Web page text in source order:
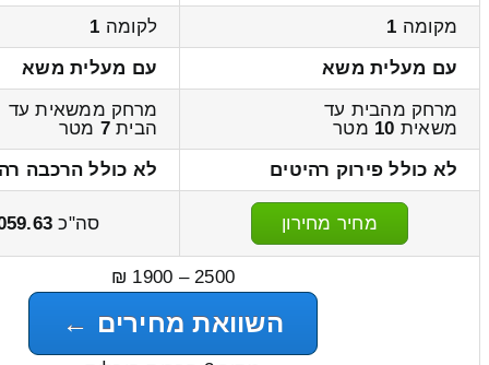
מקומה 1 לקומה 1
עם מעלית משא
עם מעלית משא
מרחק מהבית עד
משאית 10 מטר
מרחק ממשאית עד
הבית7 מטר
לא כולל פירוק רהיטים
לא כולל הרכבה
מחיר מחירון סה"כ
2500 – 1900 ₪
השוואת מחירים ←